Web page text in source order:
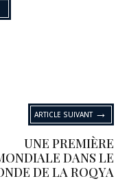
ARTICLE SUIVANT →
UNE PREMIÈRE
DANS LE
DE LA ROQYA